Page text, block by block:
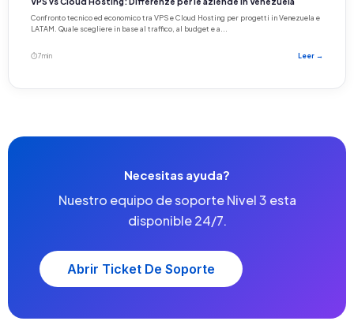
Confronto tecnico ed economico tra VPS e Cloud Hosting per progetti in Venezuela e
LATAM. Quale scegliere in base al traffico, al budget e a...
⏱ 7 min Leer →
Necesitas ayuda?
Nuestro equipo de soporte Nivel 3 esta
disponible 24/7.
Abrir Ticket De Soporte